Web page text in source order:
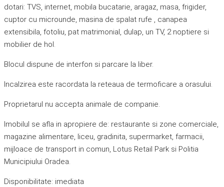
dotari: TVS, internet, mobila bucatarie, aragaz, masa, frigider,
cuptor cu microunde, masina de spalat rufe , canapea
extensibila, fotoliu, pat matrimonial, dulap, un TV, 2 noptiere si
mobilier de hol.
Blocul dispune de interfon si parcare la liber.
Incalzirea este racordata la reteaua de termoficare a orasului.
Proprietarul nu accepta animale de companie.
Imobilul se afla in apropiere de: restaurante si zone comerciale,
magazine alimentare, liceu, gradinita, supermarket, farmacii,
mijloace de transport in comun, Lotus Retail Park si Politia
Municipiului Oradea.
Disponibilitate: imediata